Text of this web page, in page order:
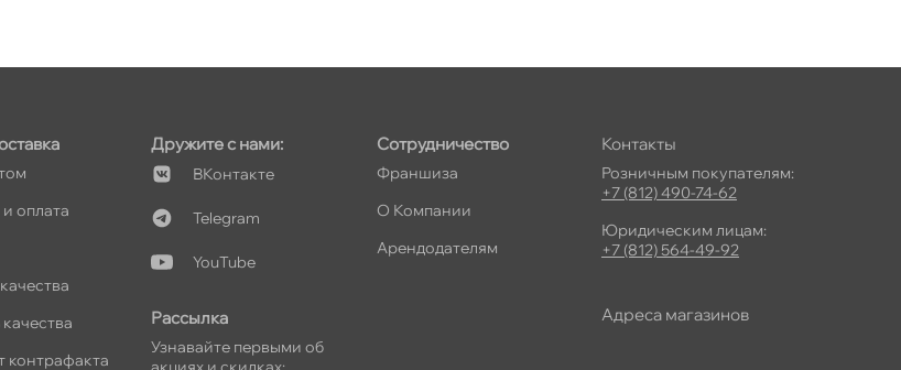
оплата
контрафакта
Дружите с нами:
Контакте
Telegram
YouTube
Рассылка
Узнавайте первыми о
Сотрудничество
Франшиза
О Компании
Арендодателям
Контакты
Розничным покупателям:
+7 (812) 490-74-62
Юридическим лицам:
+7 (812) 564-49-92
Адреса магазино